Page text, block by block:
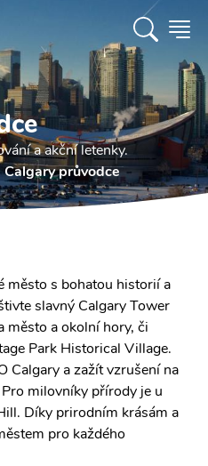
a akční letenky.
Calgary průvodce
město s bohatou historií a
slavný Calgary Tower
město a okolní hory, či
Park Historical Village.
Calgary a zažít vzrušení na
milovníky přírody je u
Díky prirodním krásám a
pro každého